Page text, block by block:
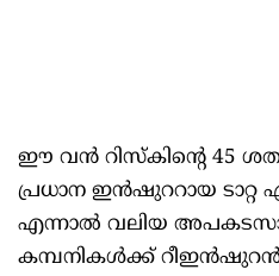
ഈ വൻ റിസ്കിന്റെ 45
പ്രധാന ഇൻഷുററായ
എന്നാൽ വലിയ
കമ്പനികൾക്ക്